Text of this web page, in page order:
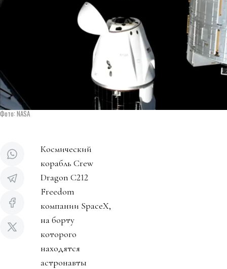
Фото: NASA
Космический
корабль Crew
Dragon C212
Freedom
компании SpaceX,
на борту
которого
находятся
астронавты